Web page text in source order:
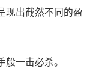
现出截然不同的盈
一击必杀。